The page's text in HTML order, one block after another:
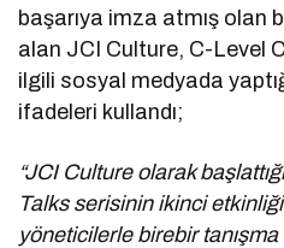
başarıya imza atmış olan
alan JCI Culture, C-Level
ilgili sosyal medyada
ifadeleri kullandı;
“JCI Culture olarak
Talks serisinin ikinci
yöneticilerle birebir tanışma